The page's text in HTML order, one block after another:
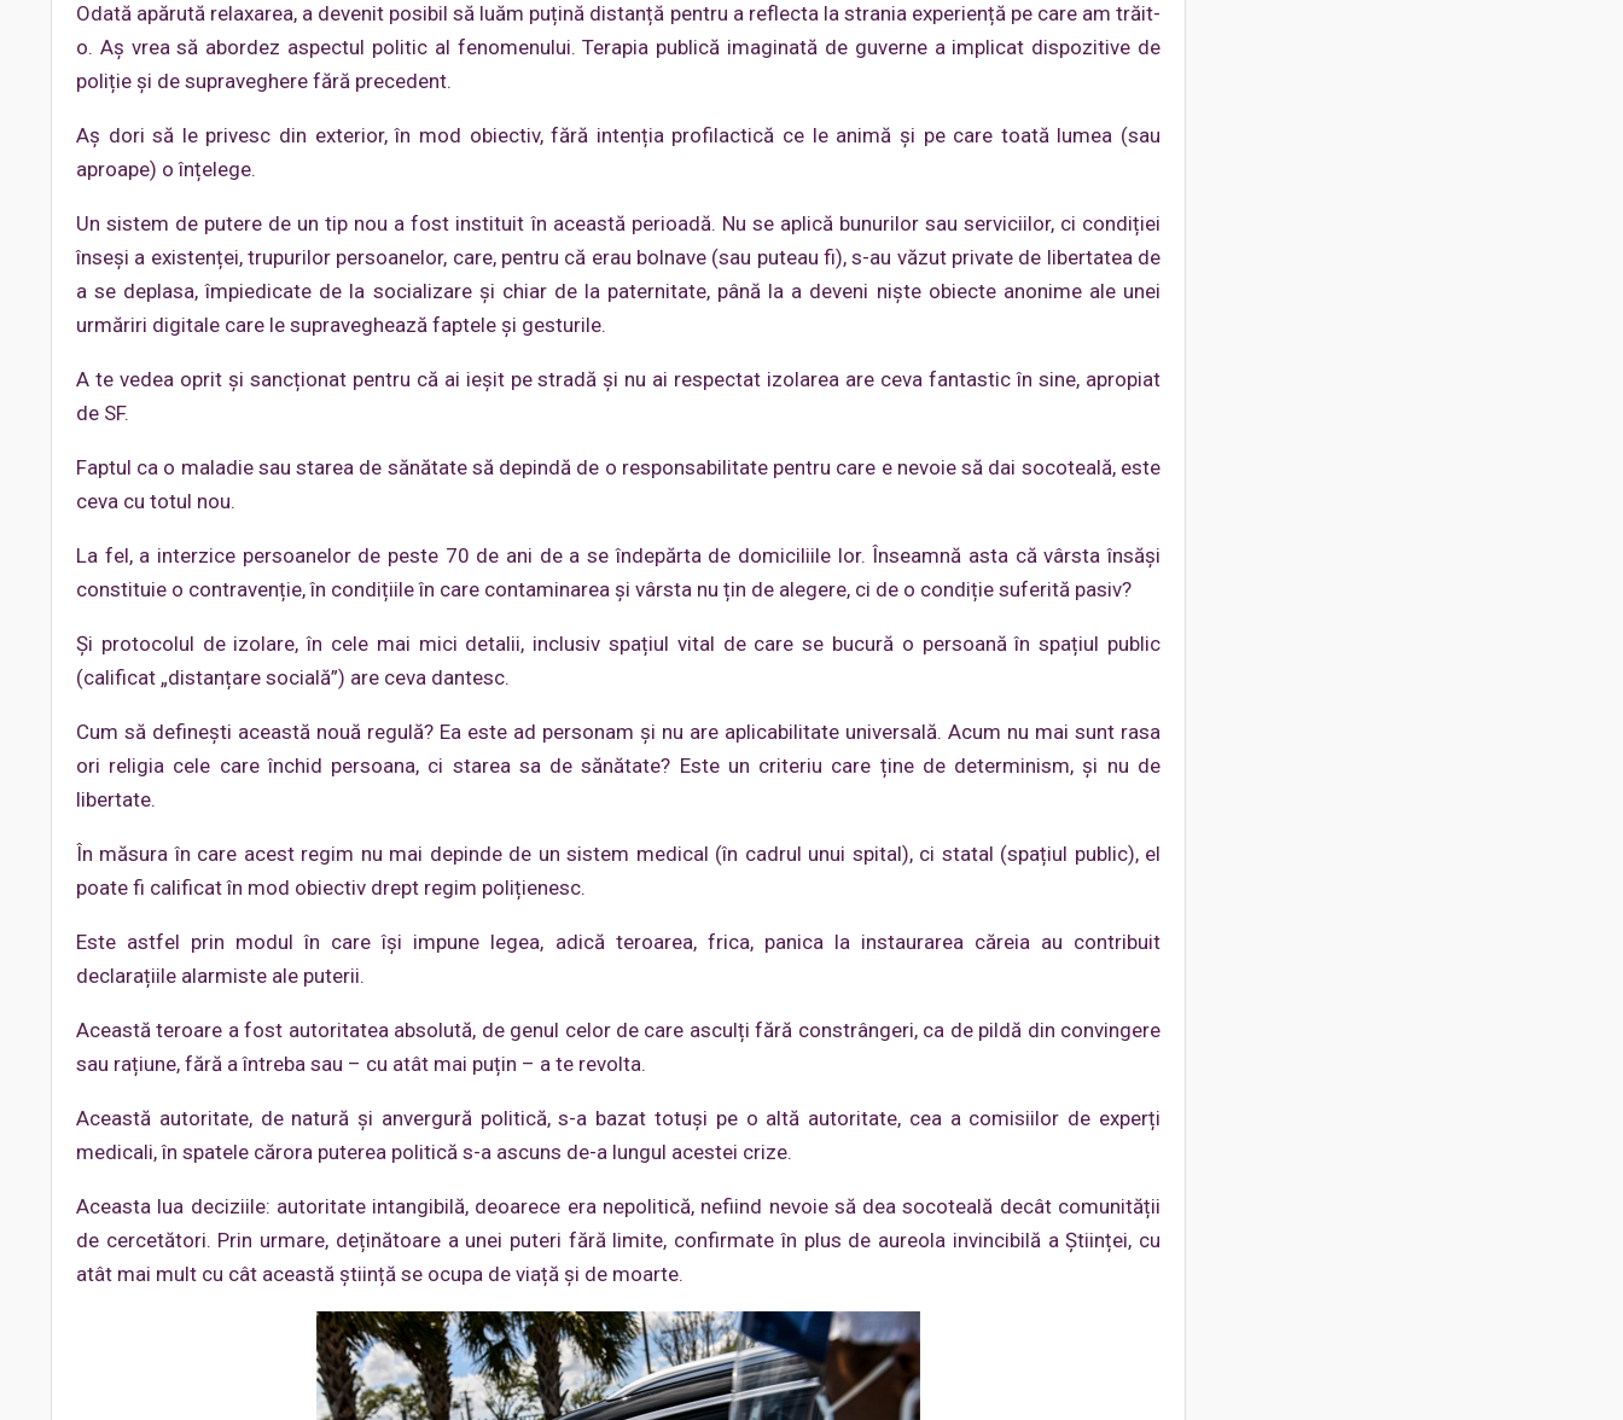
Odată apărută relaxarea, a devenit posibil să luăm puțină distanță pentru a reflecta la strania experiență pe care am trăit-
o. Aș vrea să abordez aspectul politic al fenomenului. Terapia publică imaginată de guverne a implicat dispozitive de
poliție și de supraveghere fără precedent.
Aș dori să le privesc din exterior, în mod obiectiv, fără intenția profilactică ce le animă și pe care toată lumea (sau
aproape) o înțelege.
Un sistem de putere de un tip nou a fost instituit în această perioadă. Nu se aplică bunurilor sau serviciilor, ci condiției
înseși a existenței, trupurilor persoanelor, care, pentru că erau bolnave (sau puteau fi), s-au văzut private de libertatea de
a se deplasa, împiedicate de la socializare și chiar de la paternitate, până la a deveni niște obiecte anonime ale unei
urmăriri digitale care le supraveghează faptele și gesturile.
A te vedea oprit și sancționat pentru că ai ieșit pe stradă și nu ai respectat izolarea are ceva fantastic în sine, apropiat
de SF.
Faptul ca o maladie sau starea de sănătate să depindă de o responsabilitate pentru care e nevoie să dai socoteală, este
ceva cu totul nou.
La fel, a interzice persoanelor de peste 70 de ani de a se îndepărta de domiciliile lor. Înseamnă asta că vârsta însăși
constituie o contravenție, în condițiile în care contaminarea și vârsta nu țin de alegere, ci de o condiție suferită pasiv?
Și protocolul de izolare, în cele mai mici detalii, inclusiv spațiul vital de care se bucură o persoană în spațiul public
(calificat „distanțare socială”) are ceva dantesc.
Cum să definești această nouă regulă? Ea este ad personam și nu are aplicabilitate universală. Acum nu mai sunt rasa
ori religia cele care închid persoana, ci starea sa de sănătate? Este un criteriu care ține de determinism, și nu de
libertate.
În măsura în care acest regim nu mai depinde de un sistem medical (în cadrul unui spital), ci statal (spațiul public), el
poate fi calificat în mod obiectiv drept regim polițienesc.
Este astfel prin modul în care își impune legea, adică teroarea, frica, panica la instaurarea căreia au contribuit
declarațiile alarmiste ale puterii.
Această teroare a fost autoritatea absolută, de genul celor de care asculți fără constrângeri, ca de pildă din convingere
sau rațiune, fără a întreba sau – cu atât mai puțin – a te revolta.
Această autoritate, de natură și anvergură politică, s-a bazat totuși pe o altă autoritate, cea a comisiilor de experți
medicali, în spatele cărora puterea politică s-a ascuns de-a lungul acestei crize.
Aceasta lua deciziile: autoritate intangibilă, deoarece era nepolitică, nefiind nevoie să dea socoteală decât comunității
de cercetători. Prin urmare, deținătoare a unei puteri fără limite, confirmate în plus de aureola invincibilă a Științei, cu
atât mai mult cu cât această știință se ocupa de viață și de moarte.